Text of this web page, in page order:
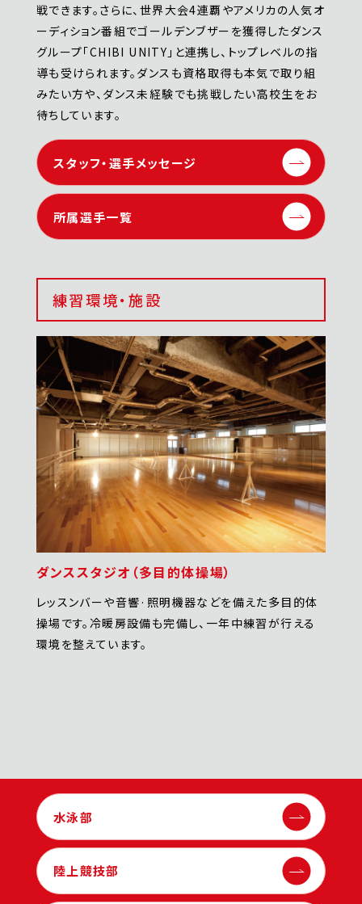
戦できます。さらに、世界大会4連覇やアメリカの人気オ
ーディション番組でゴールデンブザーを獲得したダンス
グループ「CHIBI UNITY」と連携し、トップレベルの指
導も受けられます。ダンスも資格取得も本気で取り組
みたい方や、ダンス未経験でも挑戦したい高校生をお
待ちしています。
スタッフ・選手メッセージ
所属選手一覧
練習環境・施設
ダンススタジオ（多目的体操場）
レッスンバーや音響·照明機器などを備えた多目的体
操場です。冷暖房設備も完備し、一年中練習が行える
環境を整えています。
水泳部
陸上競技部